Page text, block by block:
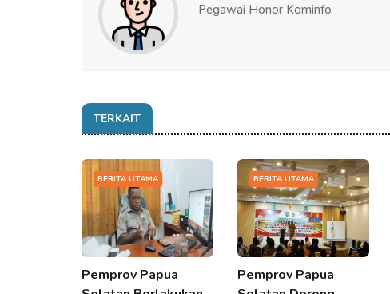
Pegawai Honor Kominfo
TERKAIT
BERITA UTAMA
Pemprov Papua
BERITA UTAMA
Pemprov Papua